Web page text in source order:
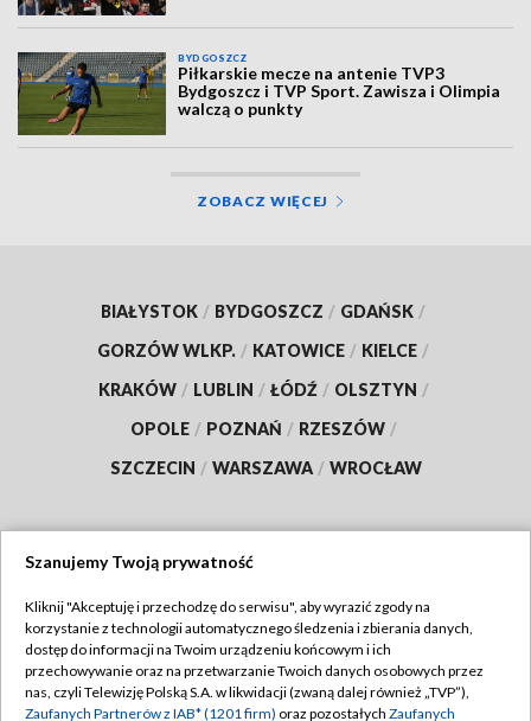
BYDGOSZCZ
Piłkarskie mecze na antenie TVP3
Bydgoszcz i TVP Sport. Zawisza i Olimpia
walczą o punkty
ZOBACZ WIĘCEJ
BIAŁYSTOK / BYDGOSZCZ / GDAŃSK /
GORZÓW WLKP. / KATOWICE / KIELCE /
KRAKÓW / LUBLIN / ŁÓDŹ / OLSZTYN /
OPOLE / POZNAŃ / RZESZÓW /
SZCZECIN / WARSZAWA / WROCŁAW
TVP
Abonament TVP
Emisja w TVP
Regulamin TVP
Polityka prywatności
Szanujemy Twoją prywatność
Kliknij "Akceptuję i przechodzę do serwisu", aby wyrazić zgody na
korzystanie z technologii automatycznego śledzenia i zbierania danych,
dostęp do informacji na Twoim urządzeniu końcowym i ich
przechowywanie oraz na przetwarzanie Twoich danych osobowych przez
nas, czyli Telewizję Polską S.A. w likwidacji (zwaną dalej również „TVP”),
Zaufanych Partnerów z IAB* (1201 firm) oraz pozostałych Zaufanych